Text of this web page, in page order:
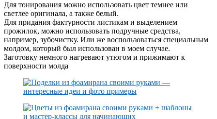
Для тонирования можно использовать цвет темнее или
светлее оригинала, а также белый.
Для придания фактурности листикам и выделением
прожилок, можно использовать подручные средства,
например, зубочистку. Или же воспользоваться специальным
молдом, который был использован в моем случае.
Заготовку немного нагревают утюгом и прижимают к
поверхности молда